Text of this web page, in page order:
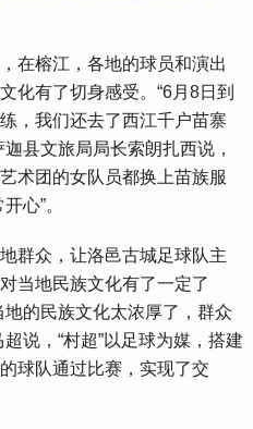
榕江，各地的球员和演出
化有了切身感受。“6月8日到
，我们还去了西江千户苗寨
县文旅局局长索朗扎西说，
术团的女队员都换上苗族服
心”。
众，让洛邑古城足球队主
当地民族文化有了一定了
的民族文化太浓厚了，群众
说，“村超”以足球为媒，搭建
球队通过比赛，实现了交